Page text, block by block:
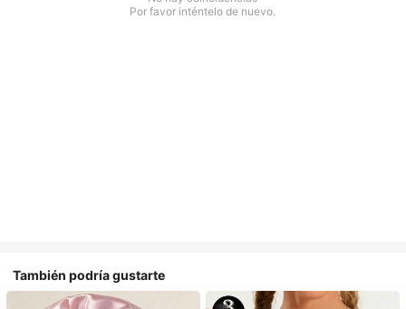
Por favor inténtelo de nuevo.
También podría gustarte